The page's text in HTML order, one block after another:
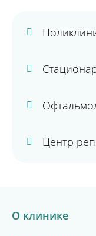
Центр
О клинике